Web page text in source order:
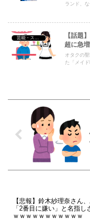
ランド、
芸能・スポーツ・Youtuber
【話題
超に急
オタクの
た「メイ
【悲報】鈴木紗理奈さん
「2番目に嫌い」と名指し
ｗｗｗｗｗｗｗｗｗｗｗ